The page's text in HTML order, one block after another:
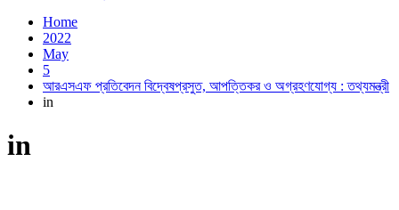
Home
2022
May
5
আরএসএফ প্রতিবেদন বিদ্বেষপ্রসুত, আপত্তিকর ও অগ্রহণযোগ্য : তথ্যমন্ত্রী
in
in